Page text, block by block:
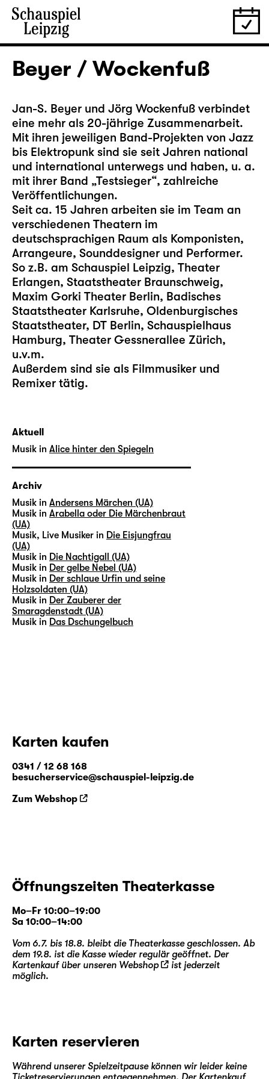
Beyer / Wockenfuß
Jan-S. Beyer und Jörg Wockenfuß verbindet
eine mehr als 20-jährige Zusammenarbeit.
Mit ihren jeweiligen Band-Projekten von Jazz
bis Elektropunk sind sie seit Jahren national
und international unterwegs und haben, u. a.
mit ihrer Band „Testsieger“, zahlreiche
Veröffentlichungen.
Seit ca. 15 Jahren arbeiten sie im Team an
verschiedenen Theatern im
deutschsprachigen Raum als Komponisten,
Arrangeure, Sounddesigner und Performer.
So z.B. am Schauspiel Leipzig, Theater
Erlangen, Staatstheater Braunschweig,
Maxim Gorki Theater Berlin, Badisches
Staatstheater Karlsruhe, Oldenburgisches
Staatstheater, DT Berlin, Schauspielhaus
Hamburg, Theater Gessnerallee Zürich,
u.v.m.
Außerdem sind sie als Filmmusiker und
Remixer tätig.
Aktuell
Musik in Alice hinter den Spiegeln
Archiv
Musik in Andersens Märchen (UA)
Musik in Arabella oder Die Märchenbraut
(UA)
Musik, Live Musiker in Die Eisjungfrau
(UA)
Musik in Die Nachtigall (UA)
Musik in Der gelbe Nebel (UA)
Musik in Der schlaue Urfin und seine
Holzsoldaten (UA)
Musik in Der Zauberer der
Smaragdenstadt (UA)
Musik in Das Dschungelbuch
Karten kaufen
0341 / 12 68 168
besucherservice@schauspiel-leipzig.de
Zum Webshop
Öffnungszeiten Theaterkasse
Mo–Fr 10:00–19:00
Sa 10:00–14:00
Vom 6.7. bis 18.8. bleibt die Theaterkasse geschlossen. Ab
dem 19.8. ist die Kasse wieder regulär geöffnet. Der
Kartenkauf über unseren Webshop
ist jederzeit
möglich.
Karten reservieren
Während unserer Spielzeitpause können wir leider keine